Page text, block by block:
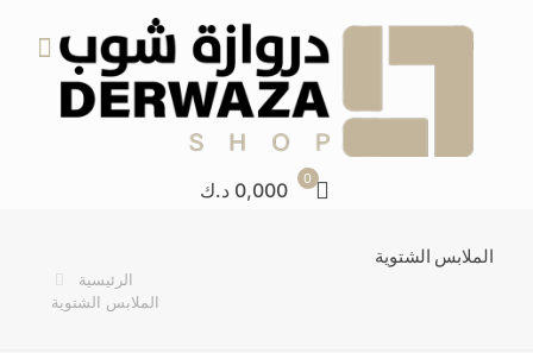
0 0,000 د.ك
الملابس الشتوية
الرئيسية
الملابس الشتوية